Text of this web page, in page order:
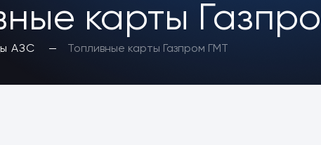
карты
АЗС Топливные карты Газпром ГМТ